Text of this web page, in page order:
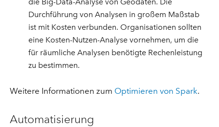
Durchführung von Analysen in großem Maßstab
ist mit Kosten verbunden. Organisationen sollten
eine Kosten-Nutzen-Analyse vornehmen, um die
für räumliche Analysen benötigte Rechenleistung
zu bestimmen.
Weitere Informationen zum Optimieren von Spark.
Automatisierung